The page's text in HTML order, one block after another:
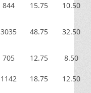
844 15.75 10.50
3035 48.75 32.50
705 12.75 8.50
1142 18.75 12.50